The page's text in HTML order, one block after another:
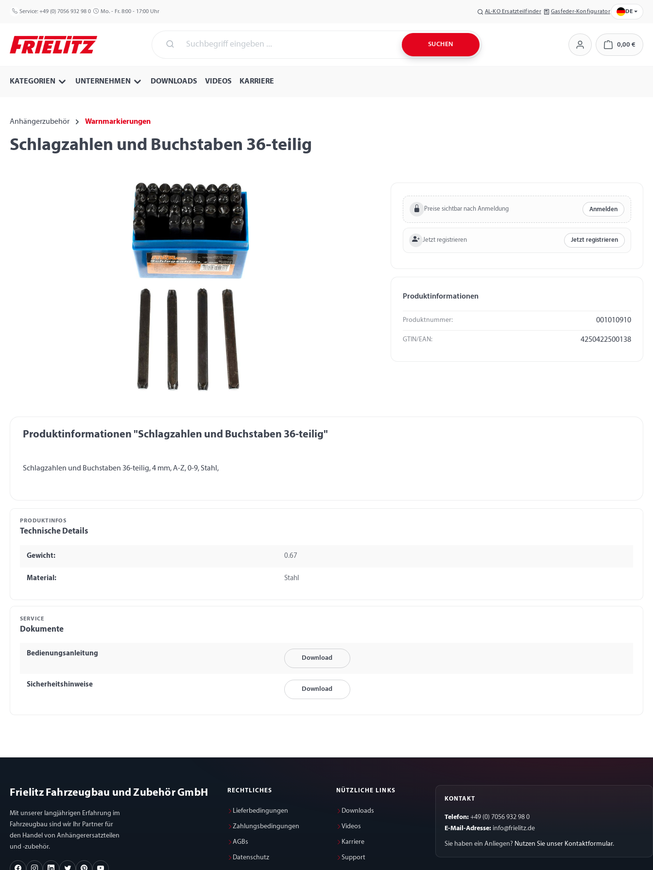
Hauptinhalt springen
Zur Suche springen
Zur Hauptnavigation springen
Service: +49 (0) 7056 932 98 0 Mo. - Fr. 8:00 - 17:00 Uhr AL-KO Ersatzteilfinder Gasfeder-Konfigurator DE
SUCHEN 0,00 €
KATEGORIEN UNTERNEHMEN DOWNLOADS VIDEOS KARRIERE
Anhängerzubehör Warnmarkierungen
Schlagzahlen und Buchstaben 36-teilig
Preise sichtbar nach Anmeldung Anmelden
Jetzt registrieren Jetzt registrieren
Produktinformationen
Produktnummer: 001010910
GTIN/EAN: 4250422500138
Produktinformationen "Schlagzahlen und Buchstaben 36-teilig"
Schlagzahlen und Buchstaben 36-teilig, 4 mm, A-Z, 0-9, Stahl,
PRODUKTINFOS
Technische Details
Gewicht: 0.67
Material: Stahl
SERVICE
Dokumente
Bedienungsanleitung
Download
Sicherheitshinweise
Download
Frielitz Fahrzeugbau und Zubehör GmbH
Mit unserer langjährigen Erfahrung im
Fahrzeugbau sind wir Ihr Partner für
den Handel von Anhängerersatzteilen
und -zubehör.
RECHTLICHES
Lieferbedingungen
Zahlungsbedingungen
AGBs
Datenschutz
NÜTZLICHE LINKS
Downloads
Videos
Karriere
Support
KONTAKT
Telefon: +49 (0) 7056 932 98 0
E-Mail-Adresse: info@frielitz.de
Sie haben ein Anliegen? Nutzen Sie unser Kontaktformular.